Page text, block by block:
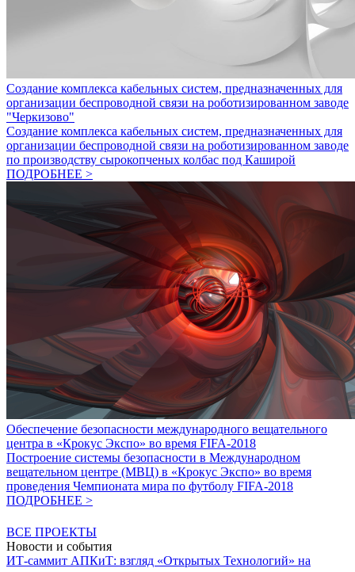
Создание комплекса кабельных систем, предназначенных для
организации беспроводной связи на роботизированном заводе
"Черкизово"
Создание комплекса кабельных систем, предназначенных для
организации беспроводной связи на роботизированном заводе
по производству сырокопченых колбас под Каширой
ПОДРОБНЕЕ >
Обеспечение безопасности международного вещательного
центра в «Крокус Экспо» во время FIFA-2018
Построение системы безопасности в Международном
вещательном центре (МВЦ) в «Крокус Экспо» во время
проведения Чемпионата мира по футболу FIFA-2018
ПОДРОБНЕЕ >
ВСЕ ПРОЕКТЫ
Новости и события
ИТ-саммит АПКиТ: взгляд «Открытых Технологий» на